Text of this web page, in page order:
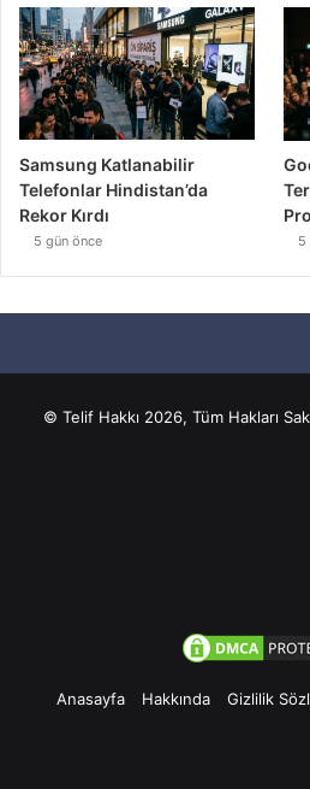
Samsung Katlanabilir
Telefonlar Hindistan’da
Rekor Kırdı
5 gün önce 5
© Telif Hakkı 2026, Tüm Hakları
Anasayfa Hakkında Gizlilik